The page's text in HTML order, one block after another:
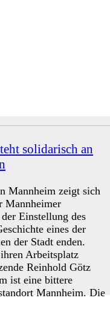
solidarisch an
Mannheim zeigt sich
Mannheimer
Einstellung des
eines der
der Stadt enden.
Arbeitsplatz
Reinhold Götz
ist eine bittere
Mannheim. Die